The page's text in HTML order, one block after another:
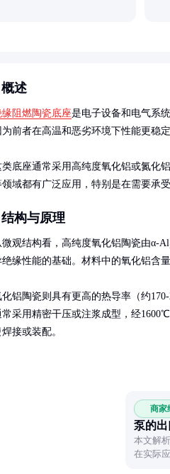
概述
缘阻燃陶瓷底座是电子设备和电气系
为前者在高温和恶劣环境下性能更稳定
类底座通常采用高纯度氧化铝或氮化
领域都有广泛应用，特别是在需要承
结构与原理
微观结构看，高纯度氧化铝陶瓷由α-
绝缘性能的基础。材料中的氧化铝含
化铝陶瓷则具有更高的热导率（约
常采用精密干压或注浆成型，经
接或装配。
商家
泵的
本文解
在实际